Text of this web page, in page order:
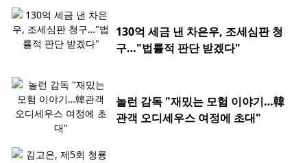
130억 세금 낸 차은우, 조세심판 청
구…"법률적 판단 받겠다"
놀런 감독 "재밌는 모험 이야기…韓
관객 오디세우스 여정에 초대"